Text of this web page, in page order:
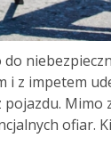
z impetem
Mimo
ofiar.